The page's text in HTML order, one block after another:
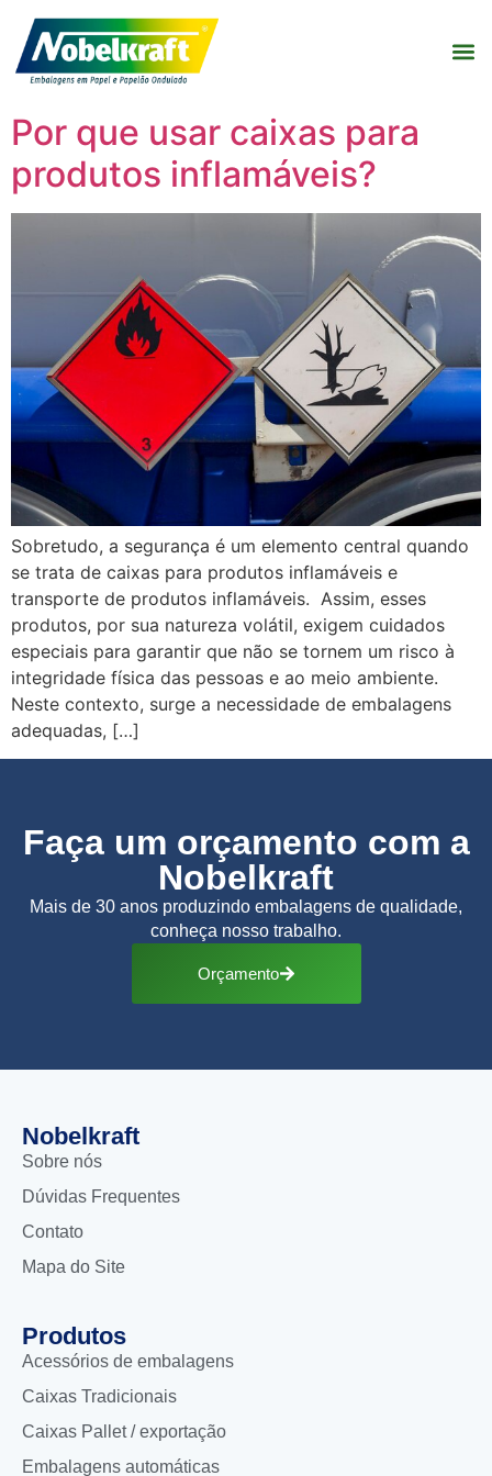
Por que usar caixas para
produtos inflamáveis?
Sobretudo, a segurança é um elemento central quando
se trata de caixas para produtos inflamáveis e
transporte de produtos inflamáveis. Assim, esses
produtos, por sua natureza volátil, exigem cuidados
especiais para garantir que não se tornem um risco à
integridade física das pessoas e ao meio ambiente.
Neste contexto, surge a necessidade de embalagens
adequadas, […]
Faça um orçamento com a
Nobelkraft
Mais de 30 anos produzindo embalagens de qualidade,
conheça nosso trabalho.
Orçamento
Nobelkraft
Sobre nós
Dúvidas Frequentes
Contato
Mapa do Site
Produtos
Acessórios de embalagens
Caixas Tradicionais
Caixas Pallet / exportação
Embalagens automáticas